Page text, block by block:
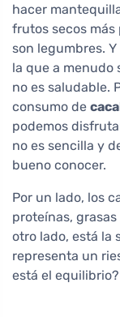
hacer
frutos secos
son legumbres.
la que a menudo
no es saludable.
consumo de
podemos
no es sencilla y
bueno conocer.
Por un lado, los
proteínas,
otro lado, está la
representa un
está el equilibrio?